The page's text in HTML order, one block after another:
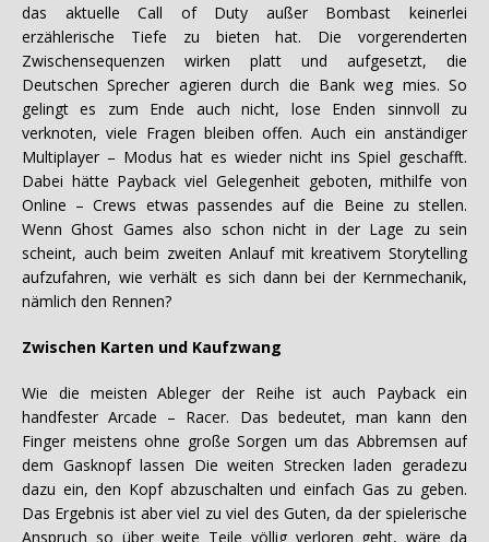
das aktuelle Call of Duty außer Bombast keinerlei
erzählerische Tiefe zu bieten hat. Die vorgerenderten
Zwischensequenzen wirken platt und aufgesetzt, die
Deutschen Sprecher agieren durch die Bank weg mies. So
gelingt es zum Ende auch nicht, lose Enden sinnvoll zu
verknoten, viele Fragen bleiben offen. Auch ein anständiger
Multiplayer – Modus hat es wieder nicht ins Spiel geschafft.
Dabei hätte Payback viel Gelegenheit geboten, mithilfe von
Online – Crews etwas passendes auf die Beine zu stellen.
Wenn Ghost Games also schon nicht in der Lage zu sein
scheint, auch beim zweiten Anlauf mit kreativem Storytelling
aufzufahren, wie verhält es sich dann bei der Kernmechanik,
nämlich den Rennen?
Zwischen Karten und Kaufzwang
Wie die meisten Ableger der Reihe ist auch Payback ein
handfester Arcade – Racer. Das bedeutet, man kann den
Finger meistens ohne große Sorgen um das Abbremsen auf
dem Gasknopf lassen Die weiten Strecken laden geradezu
dazu ein, den Kopf abzuschalten und einfach Gas zu geben.
Das Ergebnis ist aber viel zu viel des Guten, da der spielerische
Anspruch so über weite Teile völlig verloren geht, wäre da